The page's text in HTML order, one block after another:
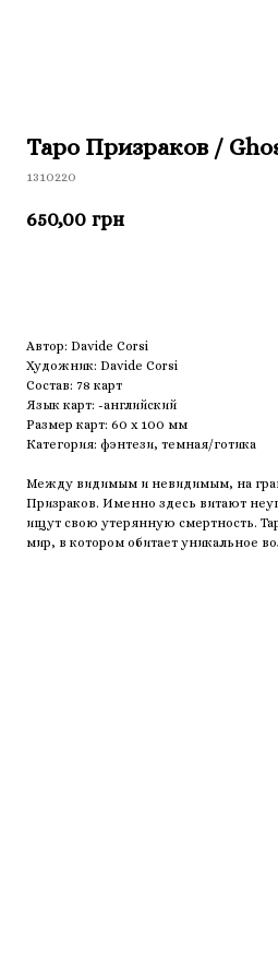
Таро Призраков /
1310220
650,00 грн
Автор: Davide Corsi
Художник: Davide Corsi
Состав: 78 карт
Язык карт: -английский
Размер карт: 60 х 100 мм
Категория: фэнтези, темная/готика
Между видимым и невидимым, на
Призраков. Именно здесь витают
ищут свою утерянную смертность.
мир, в котором обитает уникальное